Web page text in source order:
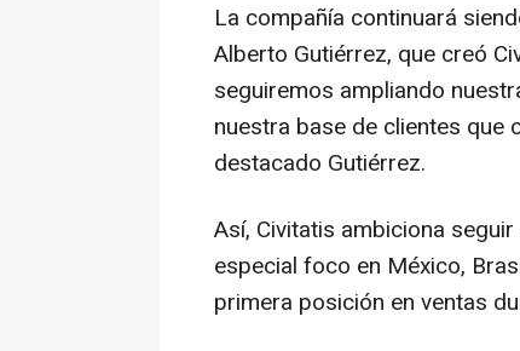
La compañía continuará
Alberto Gutiérrez, que creó
seguiremos ampliando
nuestra base de clientes que
destacado Gutiérrez.
Así, Civitatis ambiciona
especial foco en México,
primera posición en ventas